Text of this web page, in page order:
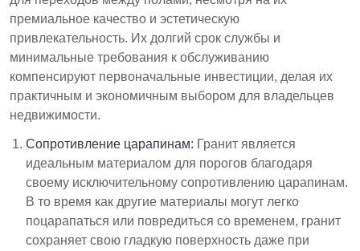
премиальное качество и эстетическую
привлекательность. Их долгий срок службы и
минимальные требования к обслуживанию
компенсируют первоначальные инвестиции, делая их
практичным и экономичным выбором для владельцев
недвижимости.
Сопротивление царапинам: Гранит является
идеальным материалом для порогов благодаря
своему исключительному сопротивлению царапинам.
В то время как другие материалы могут легко
поцарапаться или повредиться со временем, гранит
сохраняет свою гладкую поверхность даже при